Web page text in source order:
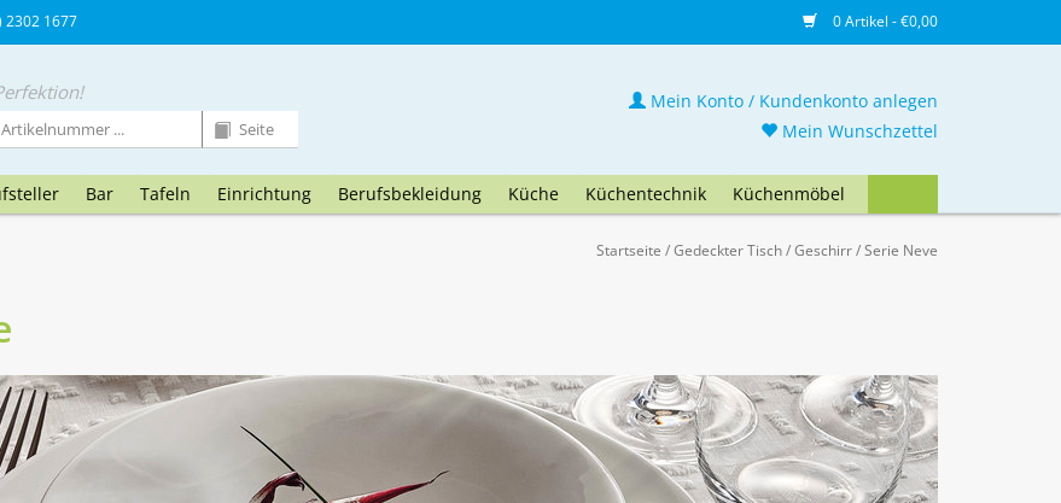
2302 1677 0 Artikel - €0,00
Bar Tafeln Einrichtung Berufsbekleidung Küche Küchentechnik Küchenmöbel
Mein Konto / Kundenkonto anlegen
Mein Wunschzettel
Startseite /Gedeckter Tisch/Geschirr/Serie Neve